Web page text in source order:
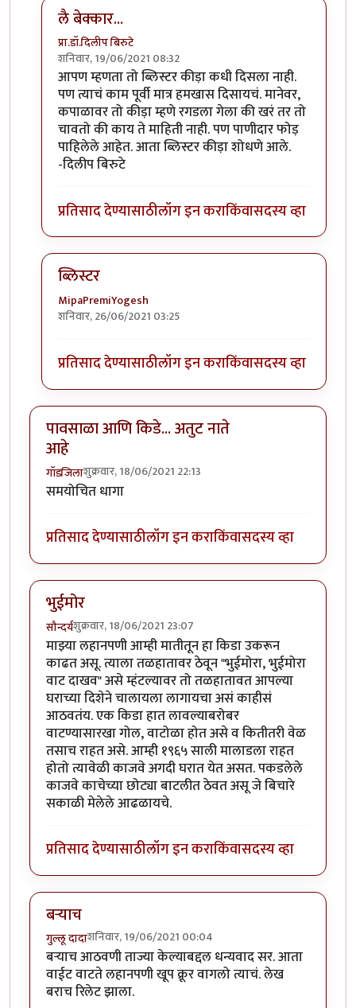
लै बेक्कार...
प्रा.डॉ.दिलीप बिरुटे
शनिवार, 19/06/2021 08:32
In reply toब्लिस्टर नावाचा किडा होता,तोbyआग्या१९९०
आपण म्हणता तो ब्लिस्टर कीड़ा कधी दिसला नाही.
पण त्याचं काम पूर्वी मात्र हमखास दिसायचं. मानेवर,
कपाळावर तो कीड़ा म्हणे रगडला गेला की खरं तर तो
चावतो की काय ते माहिती नाही. पण पाणीदार फोड़
पाहिलेले आहेत. आता ब्लिस्टर कीड़ा शोधणे आले.
-दिलीप बिरुटे
प्रतिसाद देण्यासाठीलॉग इन कराकिंवासदस्य व्हा
ब्लिस्टर
MipaPremiYogesh
शनिवार, 26/06/2021 03:25
प्रतिसाद देण्यासाठीलॉग इन कराकिंवासदस्य व्हा
पावसाळा आणि किडे... अतुट नाते
आहे
गॉडजिलाशुक्रवार, 18/06/2021 22:13
समयोचित धागा
प्रतिसाद देण्यासाठीलॉग इन कराकिंवासदस्य व्हा
भुईमोर
सौन्दर्यशुक्रवार, 18/06/2021 23:07
माझ्या लहानपणी आम्ही मातीतून हा किडा उकरून
काढत असू. त्याला तळहातावर ठेवून "भुईमोरा, भुईमोरा
वाट दाखव" असे म्हंटल्यावर तो तळहातावत आपल्या
घराच्या दिशेने चालायला लागायचा असं काहीसं
आठवतंय. एक किडा हात लावल्याबरोबर
वाटण्यासारखा गोल, वाटोळा होत असे व कितीतरी वेळ
तसाच राहत असे. आम्ही १९६५ साली मालाडला राहत
होतो त्यावेळी काजवे अगदी घरात येत असत. पकडलेले
काजवे काचेच्या छोट्या बाटलीत ठेवत असू जे बिचारे
सकाळी मेलेले आढळायचे.
प्रतिसाद देण्यासाठीलॉग इन कराकिंवासदस्य व्हा
बऱ्याच
गुल्लू दादाशनिवार, 19/06/2021 00:04
बऱ्याच आठवणी ताज्या केल्याबद्दल धन्यवाद सर. आता
वाईट वाटते लहानपणी खूप क्रूर वागलो त्याचं. लेख
बराच रिलेट झाला.